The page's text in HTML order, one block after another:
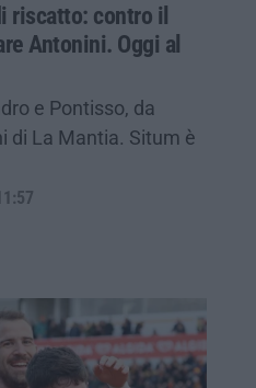
riscatto: contro il
Antonini. Oggi al
e Pontisso, da
di La Mantia. Situm è